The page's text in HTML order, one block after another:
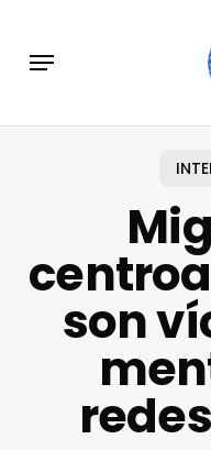
main
Menu
son